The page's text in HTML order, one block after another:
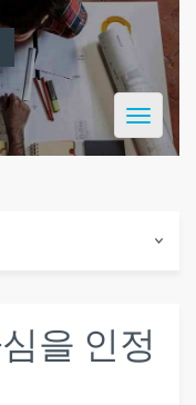
Toggle
을 인정